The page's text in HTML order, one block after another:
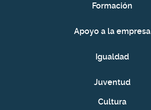
Formación
Apoyo a la empresa
Igualdad
Juventud
Cultura